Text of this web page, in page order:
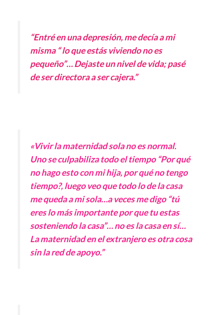
“Entré en una depresión, me decía a mi
misma “ lo que estás viviendo no es
pequeño”… Dejaste un nivel de vida; pasé
de ser directora a ser cajera.”
«Vivir la maternidad sola no es normal.
Uno se culpabiliza todo el tiempo “Por qué
no hago esto con mi hija, por qué no tengo
tiempo?, luego veo que todo lo de la casa
me queda a mi sola…a veces me digo “tú
eres lo más importante por que tu estas
sosteniendo la casa”… no es la casa en sí…
La maternidad en el extranjero es otra cosa
sin la red de apoyo.”